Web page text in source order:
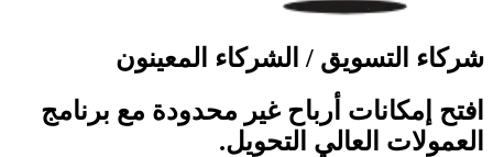
شركاء التسويق / الشركاء المعينون
افتح إمكانات أرباح غير محدودة مع برنامج
العمولات العالي التحويل.